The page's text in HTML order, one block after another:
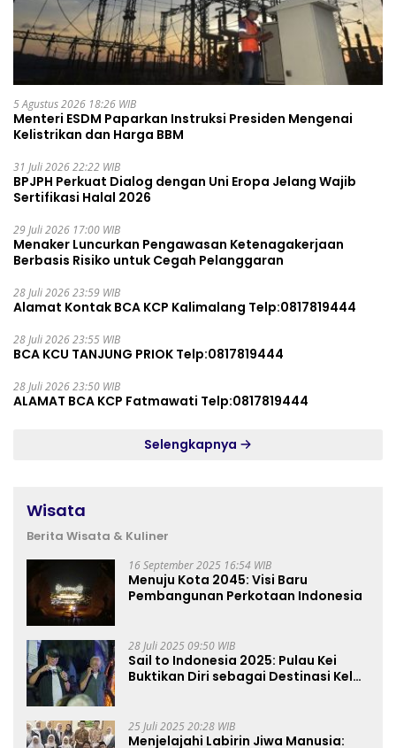
5 Agustus 2026 18:26 WIB
Menteri ESDM Paparkan Instruksi Presiden Mengenai
Kelistrikan dan Harga BBM
31 Juli 2026 22:22 WIB
BPJPH Perkuat Dialog dengan Uni Eropa Jelang Wajib
Sertifikasi Halal 2026
29 Juli 2026 17:00 WIB
Menaker Luncurkan Pengawasan Ketenagakerjaan
Berbasis Risiko untuk Cegah Pelanggaran
28 Juli 2026 23:59 WIB
Alamat Kontak BCA KCP Kalimalang Telp:0817819444
28 Juli 2026 23:55 WIB
BCA KCU TANJUNG PRIOK Telp:0817819444
28 Juli 2026 23:50 WIB
ALAMAT BCA KCP Fatmawati Telp:0817819444
Selengkapnya
Wisata
Berita Wisata & Kuliner
16 September 2025 16:54 WIB
Menuju Kota 2045: Visi Baru
Pembangunan Perkotaan Indonesia
28 Juli 2025 09:50 WIB
Sail to Indonesia 2025: Pulau Kei
Buktikan Diri sebagai Destinasi Kelas
25 Juli 2025 20:28 WIB
Menjelajahi Labirin Jiwa Manusia: